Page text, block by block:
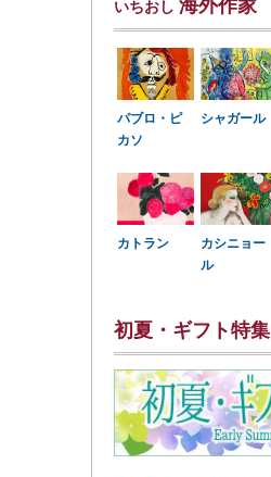
いちおし 海外作家
パブロ・ピ
カソ
シャガール
カトラン
カシニョー
ル
初夏・ギフト特集